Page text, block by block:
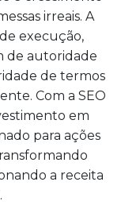
irreais. A
execução,
de autoridade
de termos
Com a SEO
em
para ações
a receita